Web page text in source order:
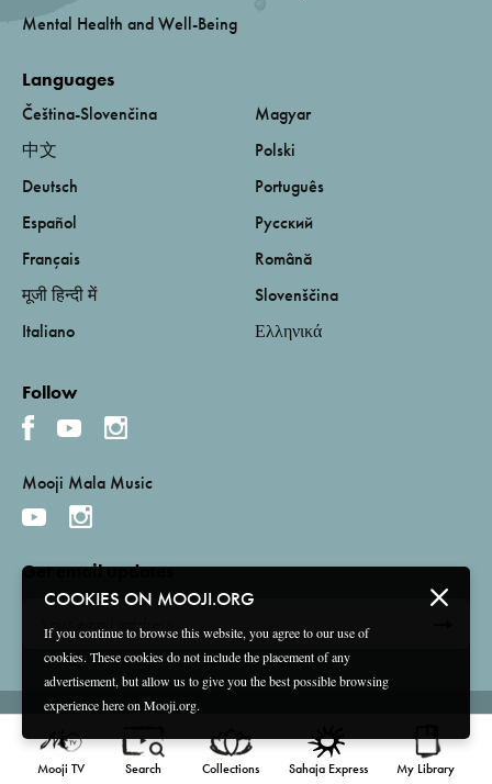
Mooji TV Search Collections Sahaja Express My Library
COOKIES ON MOOJI.ORG
If you continue to browse this website, you agree to our use of
cookies. These cookies do not include the placement of any
advertisement, but allow us to give you the best possible browsing
experience here on Mooji.org.
Mental Health and Well-Being
Languages
Čeština-Slovenčina
中文
Deutsch
Español
Français
मूजी हिन्दी में
Italiano
Magyar
Polski
Português
Русский
Română
Slovenščina
Ελληνικά
Follow
Mooji Mala Music
Get email updates
© 2026 Mooji Media Ltd and Associação Mooji Sangha
Terms and Conditions